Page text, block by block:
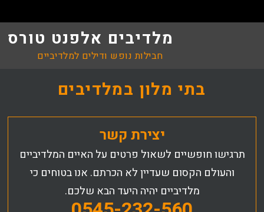
מלדיבים אלפנט טורס
חבילות נופש ודילים למלדיביים
בתי מלון במלדיבים
יצירת קשר
תרגישו חופשיים לשאול פרטים על האיים המלדיביים
והעולם הקסום שעדיין לא הכרתם. אנו בטוחים כי
מלדיביים יהיה היעד הבא שלכם.